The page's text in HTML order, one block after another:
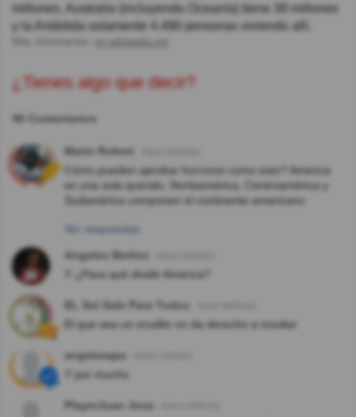
millones. Australia (incluyendo Oceanía) tiene 38 millones
y la Antártida solamente 4.490 personas viviendo allí.
es.wikipedia.org
¿Tienes algo que decir?
46 Comentarios
Mario Robert
Cómo pueden aprobar horrores como esto? America
es una sola querido, Norteamérica, Centroamérica y
Sudamérica componen el continente americano
Ver respuestas
Angeles Berlioz
Y ¿Para qué dividir América?
EL Sol Sale Para Todos
El que sea un erudito no da derecho a insultar
angelzeapa
Y por mucho.
PlayerJuan Jose